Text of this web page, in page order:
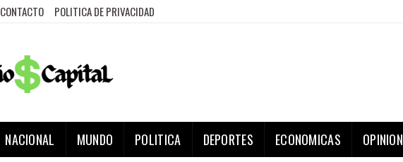
CONTACTO POLITICA DE PRIVACIDAD
NACIONAL MUNDO POLITICA DEPORTES ECONOMICAS OPINION